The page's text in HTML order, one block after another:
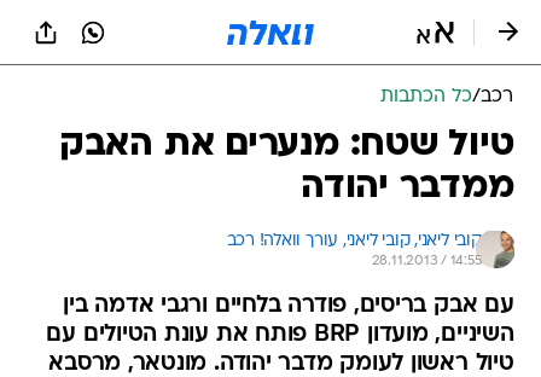
רכב/כל הכתבות
טיול שטח: מנערים את האבק
ממדבר יהודה
קובי ליאני, קובי ליאני, עורך וואלה! רכב
28.11.2013 / 14:55
עם אבק בריסים, פודרה בלחיים ורגבי אדמה בין
השיניים, מועדון BRP פותח את עונת הטיולים עם
טיול ראשון לעומק מדבר יהודה. מונטאר, מרסבא